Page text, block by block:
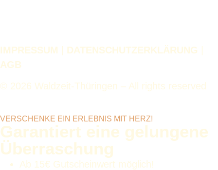
IMPRESSUM DATENSCHUTZERKLÄRUNG
AGB
© 2026 Waldzeit-Thüringen – All rights reserved
VERSCHENKE EIN ERLEBNIS MIT HERZ!
Garantiert eine gelungene
Überraschung
Ab 15€ Gutscheinwert möglich!